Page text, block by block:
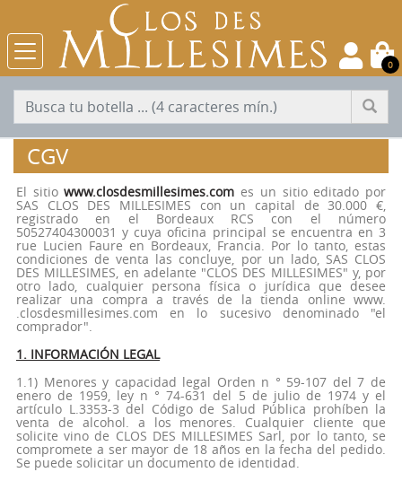
0
CGV
El sitiowww.closdesmillesimes.com es un sitio editado por
SAS CLOS DES MILLESIMES con un capital de 30.000 €,
registrado en el Bordeaux RCS con el número
50527404300031 y cuya oficina principal se encuentra en 3
rue Lucien Faure en Bordeaux, Francia. Por lo tanto, estas
condiciones de venta las concluye, por un lado, SAS CLOS
DES MILLESIMES, en adelante "CLOS DES MILLESIMES" y, por
otro lado, cualquier persona física o jurídica que desee
realizar una compra a través de la tienda online www.
.closdesmillesimes.com en lo sucesivo denominado "el
comprador".
1. INFORMACIÓN LEGAL
1.1) Menores y capacidad legal Orden n ° 59-107 del 7 de
enero de 1959, ley n ° 74-631 del 5 de julio de 1974 y el
artículo L.3353-3 del Código de Salud Pública prohíben la
venta de alcohol. a los menores. Cualquier cliente que
solicite vino de CLOS DES MILLESIMES Sarl, por lo tanto, se
compromete a ser mayor de 18 años en la fecha del pedido.
Se puede solicitar un documento de identidad.